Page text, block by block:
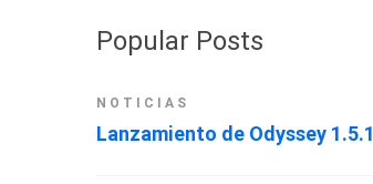
Popular Posts
NOTICIAS
Lanzamiento de Odyssey 1.5.1